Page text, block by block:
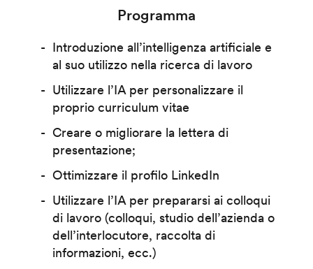
Programma
Introduzione all’intelligenza artificiale e
al suo utilizzo nella ricerca di lavoro
Utilizzare l’IA per personalizzare il
proprio curriculum vitae
Creare o migliorare la lettera di
presentazione;
Ottimizzare il profilo LinkedIn
Utilizzare l’IA per prepararsi ai colloqui
di lavoro (colloqui, studio dell’azienda o
dell’interlocutore, raccolta di
informazioni, ecc.)